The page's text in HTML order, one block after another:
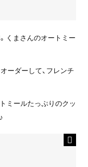
くまさんのオートミー
ーダーして、フレンチ
ミールたっぷりのクッ